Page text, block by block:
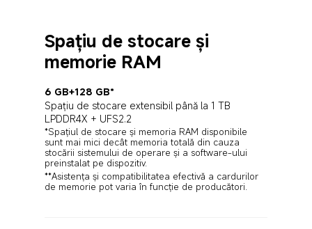
Spațiu de stocare și
memorie RAM
6 GB+128 GB*
Spațiu de stocare extensibil până la 1 TB
LPDDR4X + UFS2.2
*Spațiul de stocare și memoria RAM disponibile
sunt mai mici decât memoria totală din cauza
stocării sistemului de operare și a software-ului
**Asistența și compatibilitatea efectivă a cardurilor
de memorie pot varia în funcție de producători.